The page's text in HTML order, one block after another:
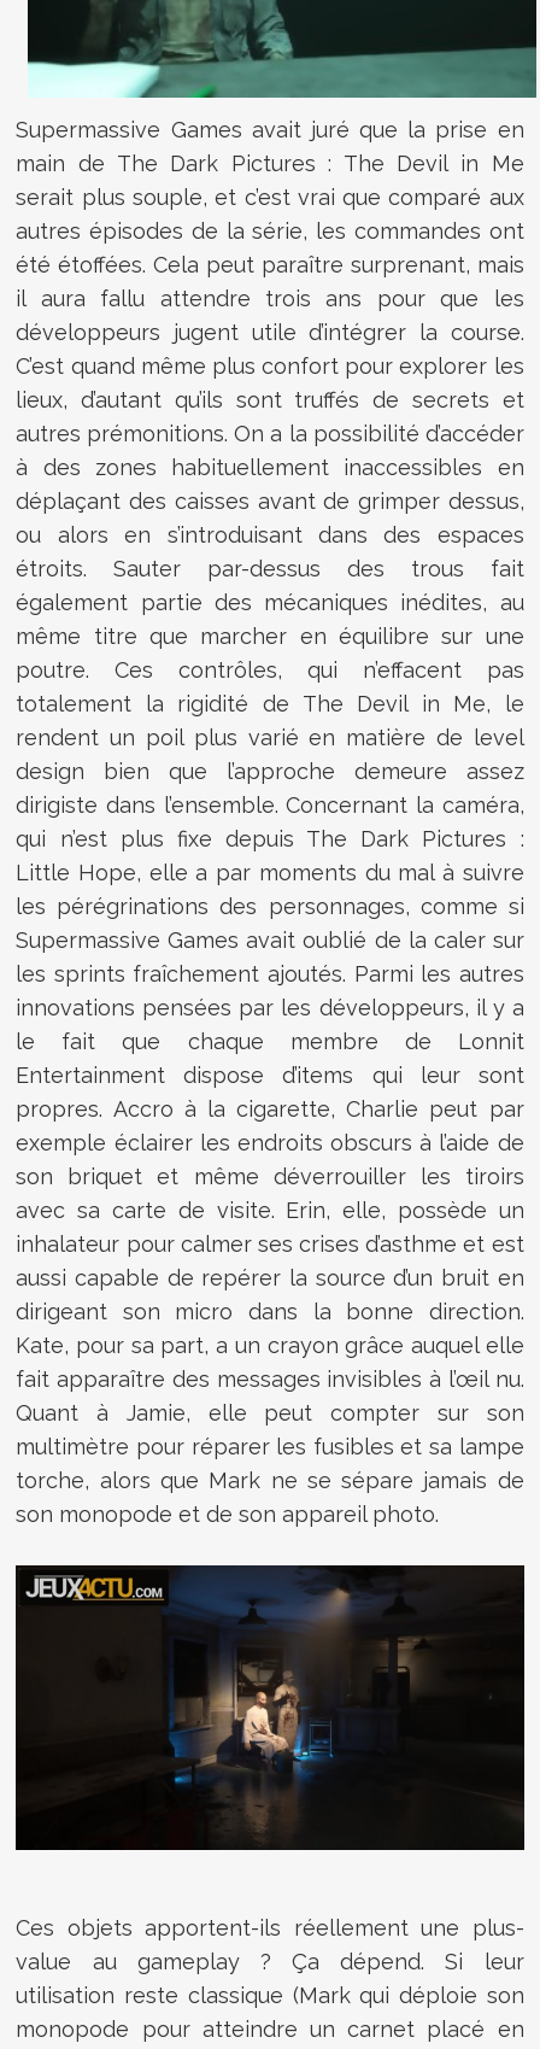
Supermassive Games avait juré que la prise en
main de The Dark Pictures : The Devil in Me
serait plus souple, et c’est vrai que comparé aux
autres épisodes de la série, les commandes ont
été étoffées. Cela peut paraître surprenant, mais
il aura fallu attendre trois ans pour que les
développeurs jugent utile d’intégrer la course.
C’est quand même plus confort pour explorer les
lieux, d’autant qu’ils sont truffés de secrets et
autres prémonitions. On a la possibilité d’accéder
à des zones habituellement inaccessibles en
déplaçant des caisses avant de grimper dessus,
ou alors en s’introduisant dans des espaces
étroits. Sauter par-dessus des trous fait
également partie des mécaniques inédites, au
même titre que marcher en équilibre sur une
poutre. Ces contrôles, qui n’effacent pas
totalement la rigidité de The Devil in Me, le
rendent un poil plus varié en matière de level
design bien que l’approche demeure assez
dirigiste dans l’ensemble. Concernant la caméra,
qui n’est plus fixe depuis The Dark Pictures :
Little Hope, elle a par moments du mal à suivre
les pérégrinations des personnages, comme si
Supermassive Games avait oublié de la caler sur
les sprints fraîchement ajoutés. Parmi les autres
innovations pensées par les développeurs, il y a
le fait que chaque membre de Lonnit
Entertainment dispose d’items qui leur sont
propres. Accro à la cigarette, Charlie peut par
exemple éclairer les endroits obscurs à l’aide de
son briquet et même déverrouiller les tiroirs
avec sa carte de visite. Erin, elle, possède un
inhalateur pour calmer ses crises d’asthme et est
aussi capable de repérer la source d’un bruit en
dirigeant son micro dans la bonne direction.
Kate, pour sa part, a un crayon grâce auquel elle
fait apparaître des messages invisibles à l’œil nu.
Quant à Jamie, elle peut compter sur son
multimètre pour réparer les fusibles et sa lampe
torche, alors que Mark ne se sépare jamais de
son monopode et de son appareil photo.
Ces objets apportent-ils réellement une plus-
value au gameplay ? Ça dépend. Si leur
utilisation reste classique (Mark qui déploie son
monopode pour atteindre un carnet placé en